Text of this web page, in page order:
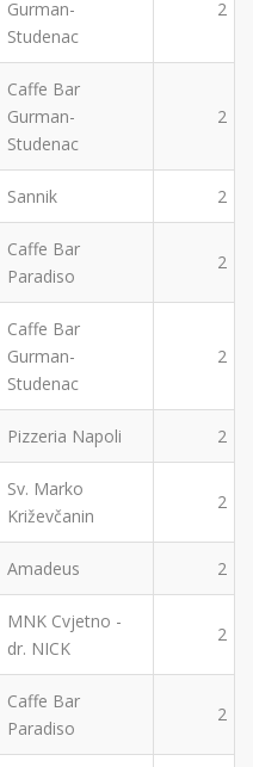
Gurman-
Studenac
2
Caffe Bar
Gurman-
Studenac
2
Sannik 2
Caffe Bar
Paradiso
2
Caffe Bar
Gurman-
Studenac
2
Pizzeria Napoli 2
Sv. Marko
Križevčanin
2
Amadeus 2
MNK Cvjetno -
dr. NICK
2
Caffe Bar
Paradiso
2